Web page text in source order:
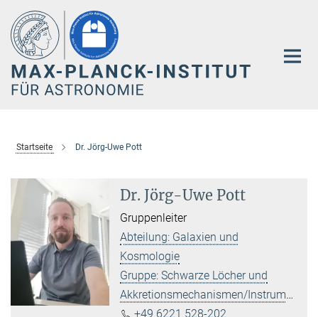
Hauptinhalt
Startseite Dr. Jörg-Uwe Pott
Dr. Jörg-Uwe Pott
Gruppenleiter
Abteilung: Galaxien und
Kosmologie
Gruppe: Schwarze Löcher und
Akkretionsmechanismen/Instrumentierung
+49 6221 528-202